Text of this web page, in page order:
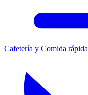
Cafetería y Comida rápida